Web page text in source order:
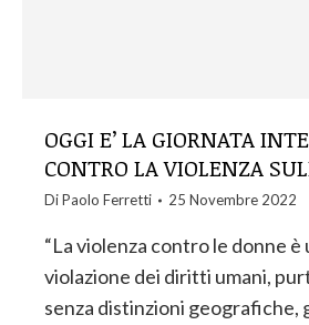
OGGI E’ LA GIORNATA
CONTRO LA VIOLENZA
DiPaolo Ferretti 25 Novembre 2022
“La violenza contro le donne è
violazione dei diritti umani,
senza distinzioni geografiche,